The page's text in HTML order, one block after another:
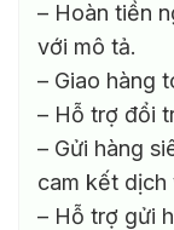
– Hoàn tiền
với mô tả.
– Giao hàng
– Hỗ trợ đổi
– Gửi hàng
cam kết dịch
– Hỗ trợ gửi